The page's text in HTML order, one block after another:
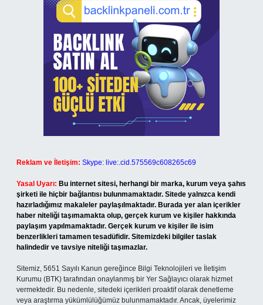
Reklam ve İletişim: Skype: live:.cid.575569c608265c69
Yasal Uyarı: Bu internet sitesi, herhangi bir marka, kurum veya şahıs
şirketi ile hiçbir bağlantısı bulunmamaktadır. Sitede yalnızca kendi
hazırladığımız makaleler paylaşılmaktadır. Burada yer alan içerikler
haber niteliği taşımamakta olup, gerçek kurum ve kişiler hakkında
paylaşım yapılmamaktadır. Gerçek kurum ve kişiler ile isim
benzerlikleri tamamen tesadüfidir. Sitemizdeki bilgiler taslak
halindedir ve tavsiye niteliği taşımazlar.
Sitemiz, 5651 Sayılı Kanun gereğince Bilgi Teknolojileri ve İletişim
Kurumu (BTK) tarafından onaylanmış bir Yer Sağlayıcı olarak hizmet
vermektedir. Bu nedenle, sitedeki içerikleri proaktif olarak denetleme
veya araştırma yükümlülüğümüz bulunmamaktadır. Ancak, üyelerimiz